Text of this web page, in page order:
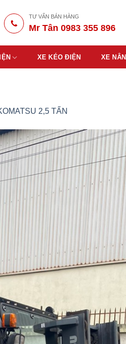
TƯ VẤN BÁN HÀNG
Mr Tân 0983 355 896
XE KÉO ĐIỆN XE
2,5 TẤN